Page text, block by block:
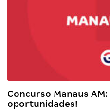
Concurso Manaus
oportunidades!